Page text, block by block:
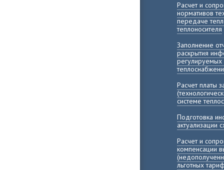
Расчет и
нормативов
передаче
теплоносителя
Заполнение
раскрытия
Расчет платы
системе
Подготовка
актуализации
Расчет и
компенсации
льготных